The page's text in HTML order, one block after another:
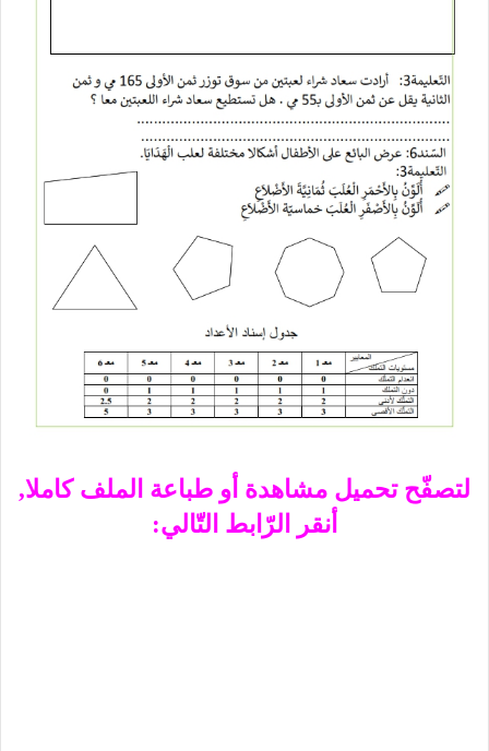
لتصفّح تحميل مشاهدة أو طباعة الملف كاملا,
أنقر الرّابط التّالي: